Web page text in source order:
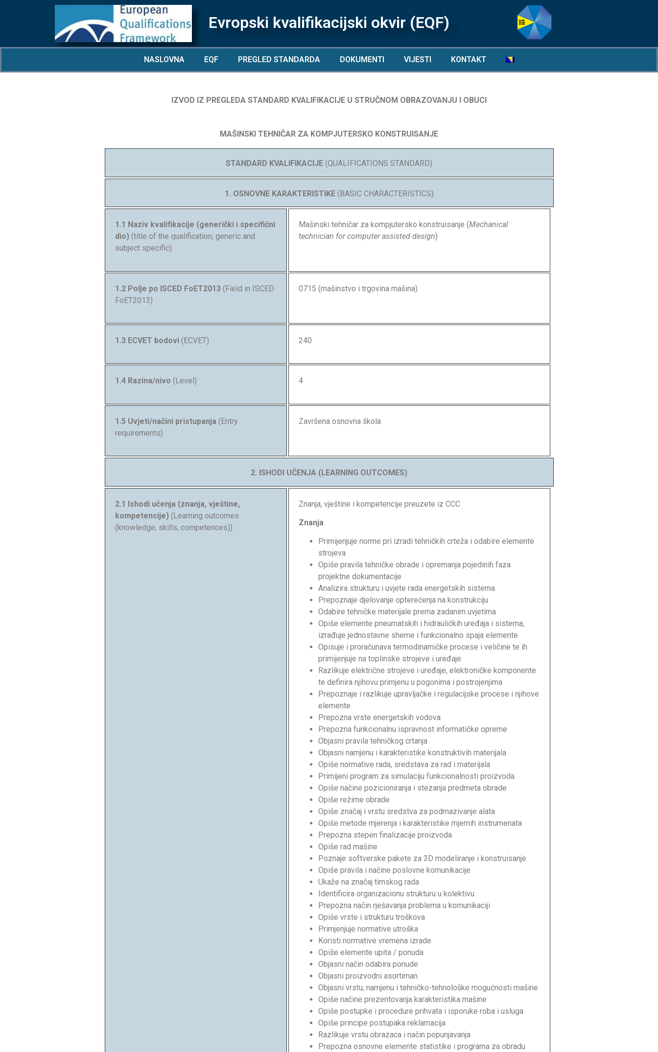
Evropski kvalifikacijski okvir (EQF)
NASLOVNA EQF PREGLED STANDARDA DOKUMENTI VIJESTI KONTAKT
IZVOD IZ PREGLEDA STANDARD KVALIFIKACIJE U STRUČNOM OBRAZOVANJU I OBUCI
MAŠINSKI TEHNIČAR ZA KOMPJUTERSKO KONSTRUISANJE
STANDARD KVALIFIKACIJE (QUALIFICATIONS STANDARD)
1. OSNOVNE KARAKTERISTIKE(BASIC CHARACTERISTICS)
1.1 Naziv kvalifikacije (generički i specifični
dio) (title of the qualification; generic and
subject specific)
Mašinski tehničar za kompjutersko konstruisanje (Mechanical
technician for computer assisted design)
1.2 Polje po ISCED FoET2013 (Field in ISCED
FoET2013)
0715 (mašinstvo i trgovina mašina)
1.3 ECVET bodovi (ECVET) 240
1.4 Razina/nivo (Level) 4
1.5 Uvjeti/načini pristupanja (Entry
requirements)
Završena osnovna škola
2. ISHODI UČENJA (LEARNING OUTCOMES)
2.1 Ishodi učenja (znanja, vještine,
kompetencije) (Learning outcomes
(knowledge, skills, competences))
Znanja, vještine i kompetencije preuzete iz CCC
Znanja
Primijenjuje norme pri izradi tehničkih crteža i odabire elemente
strojeva
Opiše pravila tehničke obrade i opremanja pojedinih faza
projektne dokumentacije
Analizira strukturu i uvjete rada energetskih sistema
Prepoznaje djelovanje opterećenja na konstrukciju
Odabire tehničke materijale prema zadanim uvjetima
Opiše elemente pneumatskih i hidrauličkih uređaja i sistema,
izrađuje jednostavne sheme i funkcionalno spaja elemente
Opisuje i proračunava termodinamičke procese i veličine te ih
primijenjuje na toplinske strojeve i uređaje
Razlikuje električne strojeve i uređaje, elektroničke komponente
te definira njihovu primjenu u pogonima i postrojenjima
Prepoznaje i razlikuje upravljačke i regulacijske procese i njihove
elemente
Prepozna vrste energetskih vodova
Prepozna funkcionalnu ispravnost informatičke opreme
Objasni pravila tehničkog crtanja
Objasni namjenu i karakteristike konstruktivih materijala
Opiše normative rada, sredstava za rad i materijala
Primijeni program za simulaciju funkcionalnosti proizvoda
Opiše načine pozicioniranja i stezanja predmeta obrade
Opiše režime obrade
Opiše značaj i vrstu sredstva za podmazivanje alata
Opiše metode mjerenja i karakteristike mjernih instrumenata
Prepozna stepen finalizacije proizvoda
Opiše rad mašine
Poznaje softverske pakete za 3D modeliranje i konstruisanje
Opiše pravila i načine poslovne komunikacije
Ukaže na značaj timskog rada
Identificira organizacionu strukturu u kolektivu
Prepozna način rješavanja problema u komunikaciji
Opiše vrste i strukturu troškova
Primjenjuje normative utroška
Koristi normative vremena izrade
Opiše elemente upita / ponuda
Objasni način odabira ponude
Objasni proizvodni asortiman
Objasni vrstu, namjenu i tehničko-tehnološke mogućnosti mašine
Opiše načine prezentovanja karakteristika mašine
Opiše postupke i procedure prihvata i isporuke roba i usluga
Opiše principe postupaka reklamacija
Razlikuje vrstu obrazaca i način popunjavanja
Prepozna osnovne elemente statistike i programa za obradu